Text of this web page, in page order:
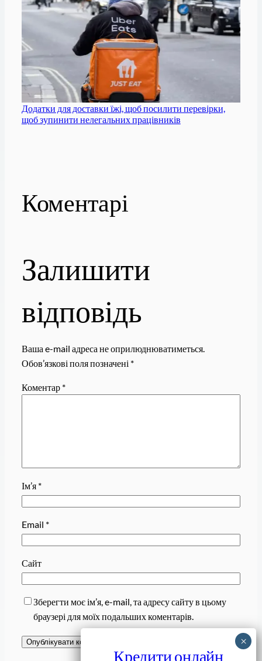
Додатки для доставки їжі, щоб посилити перевірки,
щоб зупинити нелегальних працівників
Коментарі
Залишити
відповідь
Ваша e-mail адреса не оприлюднюватиметься.
Обов’язкові поля позначені *
Коментар *
Ім’я *
Email *
Сайт
Зберегти моє ім’я, e-mail, та адресу сайту в цьому
браузері для моїх подальших коментарів.
Кредити онлайн